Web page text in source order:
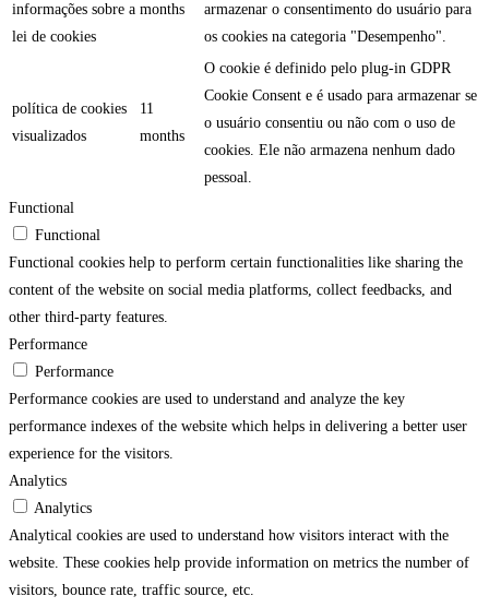
informações sobre a
lei de cookies
months
armazenar o consentimento do usuário para
os cookies na categoria "Desempenho".
política de cookies
visualizados
11
months
O cookie é definido pelo plug-in GDPR
Cookie Consent e é usado para armazenar se
o usuário consentiu ou não com o uso de
cookies. Ele não armazena nenhum dado
pessoal.
Functional
Functional
Functional cookies help to perform certain functionalities like sharing the
content of the website on social media platforms, collect feedbacks, and
other third-party features.
Performance
Performance
Performance cookies are used to understand and analyze the key
performance indexes of the website which helps in delivering a better user
experience for the visitors.
Analytics
Analytics
Analytical cookies are used to understand how visitors interact with the
website. These cookies help provide information on metrics the number of
visitors, bounce rate, traffic source, etc.